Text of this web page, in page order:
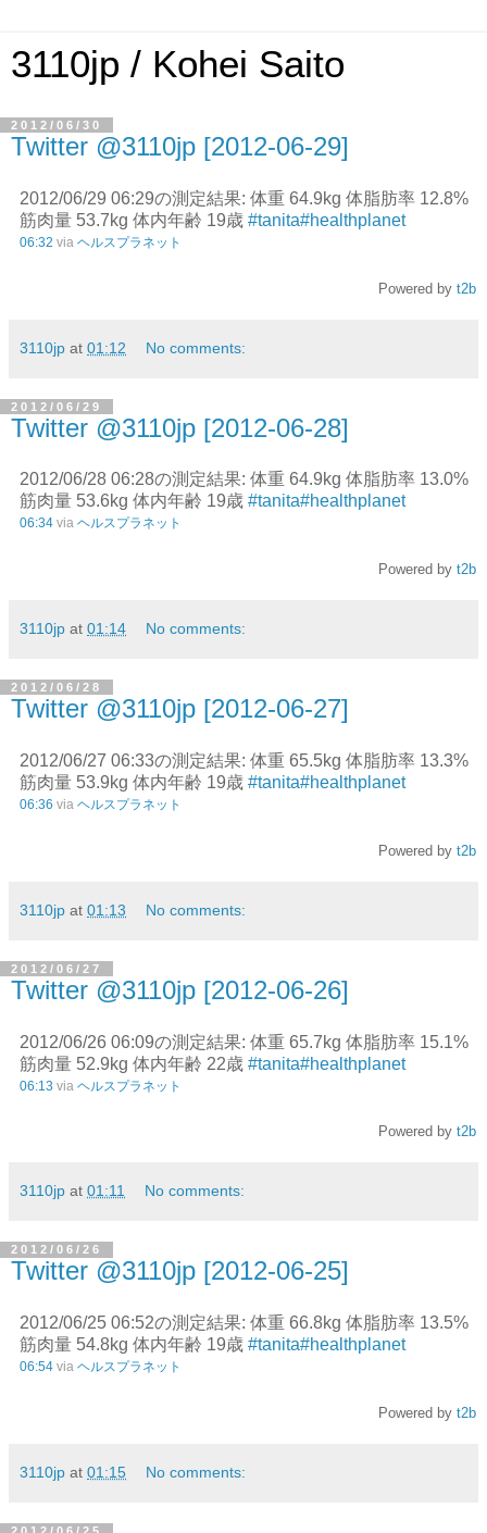
3110jp / Kohei Saito
2012/06/30
Twitter @3110jp [2012-06-29]
2012/06/29 06:29の測定結果: 体重 64.9kg 体脂肪率 12.8%
筋肉量 53.7kg 体内年齢 19歳 #tanita#healthplanet
06:32 via ヘルスプラネット
Powered by t2b
3110jp at 01:12 No comments:
2012/06/29
Twitter @3110jp [2012-06-28]
2012/06/28 06:28の測定結果: 体重 64.9kg 体脂肪率 13.0%
筋肉量 53.6kg 体内年齢 19歳 #tanita#healthplanet
06:34 via ヘルスプラネット
Powered by t2b
3110jp at 01:14 No comments:
2012/06/28
Twitter @3110jp [2012-06-27]
2012/06/27 06:33の測定結果: 体重 65.5kg 体脂肪率 13.3%
筋肉量 53.9kg 体内年齢 19歳 #tanita#healthplanet
06:36 via ヘルスプラネット
Powered by t2b
3110jp at 01:13 No comments:
2012/06/27
Twitter @3110jp [2012-06-26]
2012/06/26 06:09の測定結果: 体重 65.7kg 体脂肪率 15.1%
筋肉量 52.9kg 体内年齢 22歳 #tanita#healthplanet
06:13 via ヘルスプラネット
Powered by t2b
3110jp at 01:11 No comments:
2012/06/26
Twitter @3110jp [2012-06-25]
2012/06/25 06:52の測定結果: 体重 66.8kg 体脂肪率 13.5%
筋肉量 54.8kg 体内年齢 19歳 #tanita#healthplanet
06:54 via ヘルスプラネット
Powered by t2b
3110jp at 01:15 No comments: